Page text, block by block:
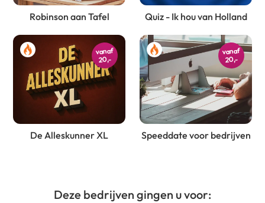
Robinson aan Tafel Quiz - Ik hou van Holland
vanaf
20,-
De Alleskunner XL
vanaf
20,-
Speeddate voor bedrijven
Deze bedrijven gingen u voor: